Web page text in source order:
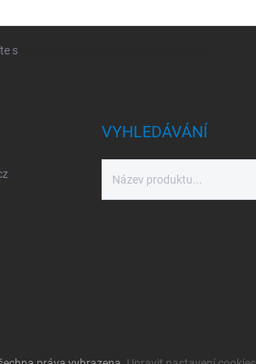
s
VYHLEDÁVÁNÍ